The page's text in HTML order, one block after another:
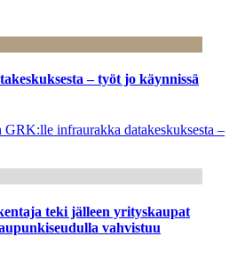
– työt jo käynnissä
infraurakka datakeskuksesta –
teki jälleen yrityskaupat
vahvistuu